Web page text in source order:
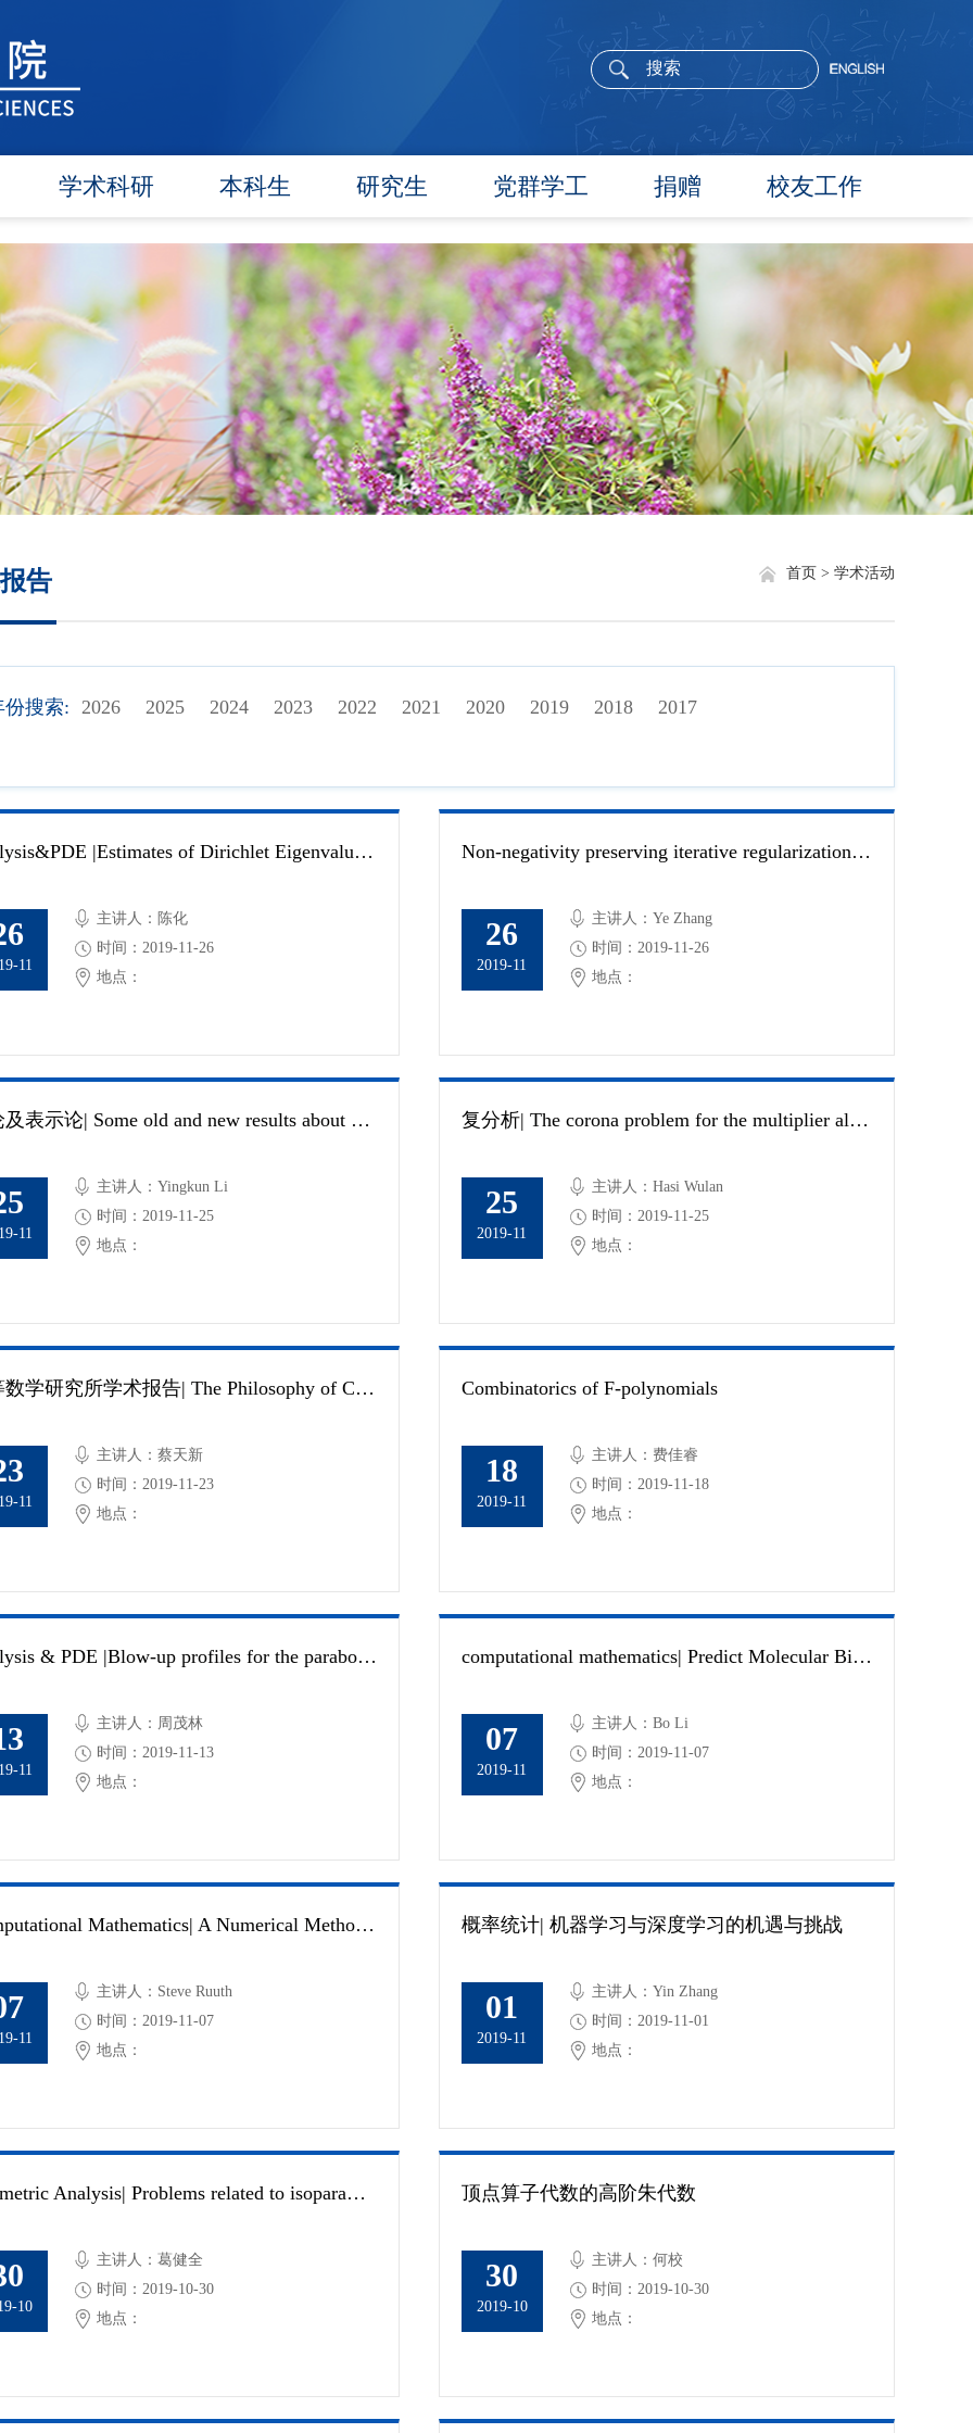
学术科研
学术团队
学术活动
信息公告
文件汇编
本科生
信息公告
教研动态
学籍管理
实践教学
对外交流
培养方案
研究生
信息公告
招生工作
培养工作
毕业学位
政策文件
党群学工
党委概况
党建工作
文件汇编
团学通知
团学新闻
就业信息
教工之家
捐赠 校友工作
院长寄语
活动通告
校友新闻
校友风采
校友名录
相关网站链接
关于我们
告 学术活动
首页 >
份搜索: 2026 2025 2024 2023 2022 2021 2020 2019 2018 2017
Analysis&PDE |Estimates of Dirichlet Eigenvalues for a Class of Sub-elliptic Operators
11
主讲人：陈化
时间：2019-11-26
地点：
Non-negativity preserving iterative regularization methods for inverse problems
26
2019-11
主讲人：Ye Zhang
时间：2019-11-26
地点：
数论及表示论| Some old and new results about singular moduli
11
主讲人：Yingkun Li
时间：2019-11-25
地点：
复分析| The corona problem for the multiplier algebras of Qk spaces
25
2019-11
主讲人：Hasi Wulan
时间：2019-11-25
地点：
高等数学研究所学术报告| The Philosophy of Congruences――from modulo prime to modulo integer
11
主讲人：蔡天新
时间：2019-11-23
地点：
Combinatorics of F-polynomials
18
2019-11
主讲人：费佳睿
时间：2019-11-18
地点：
Analysis & PDE |Blow-up profiles for the parabolic-elliptic Keller-Segel system in whole space with dimension $n /geq 3$
11
主讲人：周茂林
时间：2019-11-13
地点：
computational mathematics| Predict Molecular Binding Kinetics with Variational Implicit Solvation and the String Method
07
2019-11
主讲人：Bo Li
时间：2019-11-07
地点：
Computational Mathematics| A Numerical Method for Solving Partial Differential Equations on Surfaces
11
主讲人：Steve Ruuth
时间：2019-11-07
地点：
概率统计| 机器学习与深度学习的机遇与挑战
01
2019-11
主讲人：Yin Zhang
时间：2019-11-01
地点：
Geometric Analysis| Problems related to isoparametric theory
10
主讲人：葛健全
时间：2019-10-30
地点：
顶点算子代数的高阶朱代数
30
2019-10
主讲人：何校
时间：2019-10-30
地点：